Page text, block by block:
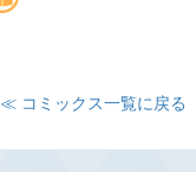
≪ コミックス一覧に戻る